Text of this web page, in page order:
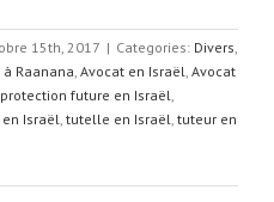
15th, 2017 | Categories: Divers,
Raanana, Avocat en Israël, Avocat
future en Israël,
Israël, tutelle en Israël, tuteur en